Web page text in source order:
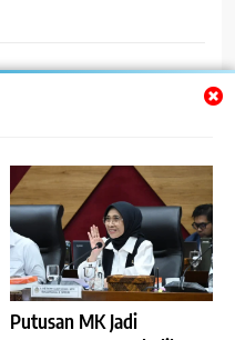
Putusan MK Jadi